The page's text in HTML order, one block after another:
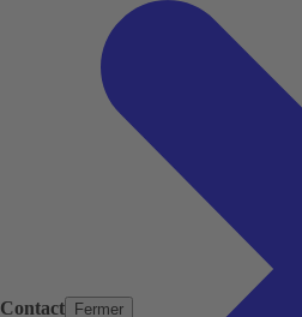
Contact Fermer